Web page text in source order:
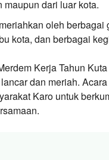
maupun dari luar kota.
oleh berbagai
kota, dan berbagai
Kerja Tahun
dan meriah.
Karo untuk